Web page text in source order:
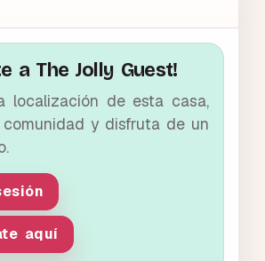
a The Jolly Guest!
localización de esta casa,
y disfruta de un
aquí